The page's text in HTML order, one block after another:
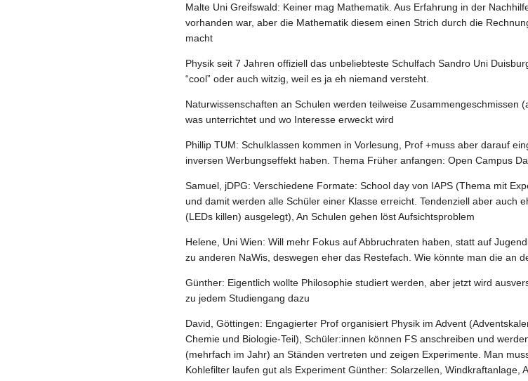
Malte Uni Greifswald: Keiner mag Mathematik. Aus Erfahrung in der
vorhanden war, aber die Mathematik diesem einen Strich durch die
macht
Physik seit 7 Jahren offiziell das unbeliebteste Schulfach Sandro Uni
“cool” oder auch witzig, weil es ja eh niemand versteht.
Naturwissenschaften an Schulen werden teilweise
was unterrichtet und wo Interesse erweckt wird
Phillip TUM: Schulklassen kommen in Vorlesung, Prof +muss aber darauf
inversen Werbungseffekt haben. Thema Früher anfangen: Open Campus
Samuel, jDPG: Verschiedene Formate: School day von IAPS (Thema mit
und damit werden alle Schüler einer Klasse erreicht. Tendenziell aber
(LEDs killen) ausgelegt), An Schulen gehen löst Aufsichtsproblem
Helene, Uni Wien: Will mehr Fokus auf Abbruchraten haben, statt auf
zu anderen NaWis, deswegen eher das Restefach. Wie könnte man die an
Günther: Eigentlich wollte Philosophie studiert werden, aber jetzt wird
zu jedem Studiengang dazu
David, Göttingen: Engagierter Prof organisiert Physik im Advent
Chemie und Biologie-Teil), Schüler:innen können FS anschreiben und
(mehrfach im Jahr) an Ständen vertreten und zeigen Experimente. Man
Kohlefilter laufen gut als Experiment Günther: Solarzellen,